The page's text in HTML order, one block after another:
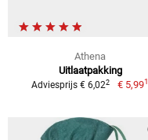
Athena
Uitlaatpakking
Adviesprijs € 6,022 € 5,991